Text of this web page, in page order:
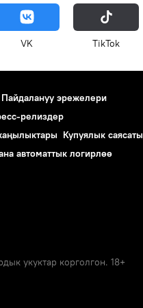
VK ТikТоk
Пайдалануу эрежелери
релиздер
Купуялык саясаты
автоматтык логирлөө
укуктар корголгон. 18+